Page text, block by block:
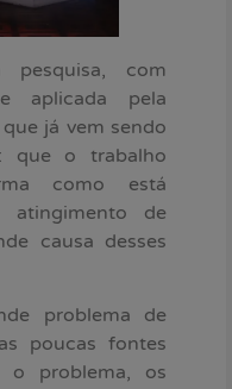
pesquisa, com
aplicada pela
já vem sendo
que o trabalho
como está
atingimento de
causa desses
problema de
poucas fontes
o problema, os